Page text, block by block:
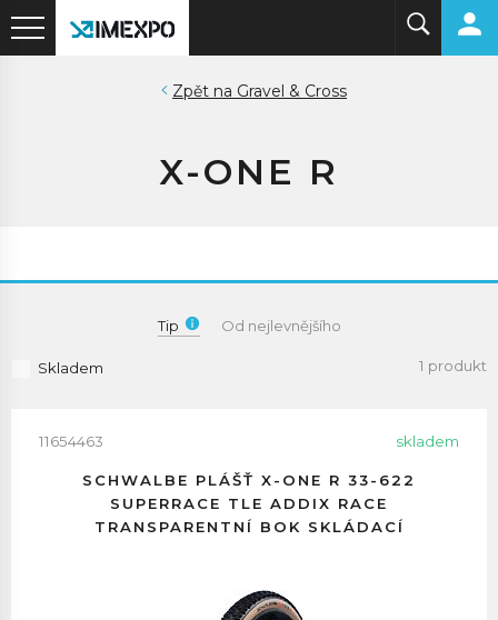
Gravel & Cross
X-ONE R
Tip Od nejlevnějšího
Skladem 1 produkt
11654463 skladem
SCHWALBE PLÁŠŤ X-ONE R 33-622
SUPERRACE TLE ADDIX RACE
TRANSPARENTNÍ BOK SKLÁDACÍ